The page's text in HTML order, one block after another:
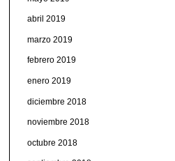
abril 2019
marzo 2019
febrero 2019
enero 2019
diciembre 2018
noviembre 2018
octubre 2018